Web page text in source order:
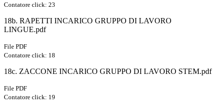
Contatore click: 23
18b. RAPETTI INCARICO GRUPPO DI LAVORO
LINGUE.pdf
File PDF
Contatore click: 18
18c. ZACCONE INCARICO GRUPPO DI LAVORO STEM.pdf
File PDF
Contatore click: 19